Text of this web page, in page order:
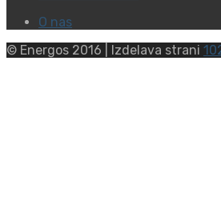
O nas
© Energos 2016 | Izdelava strani